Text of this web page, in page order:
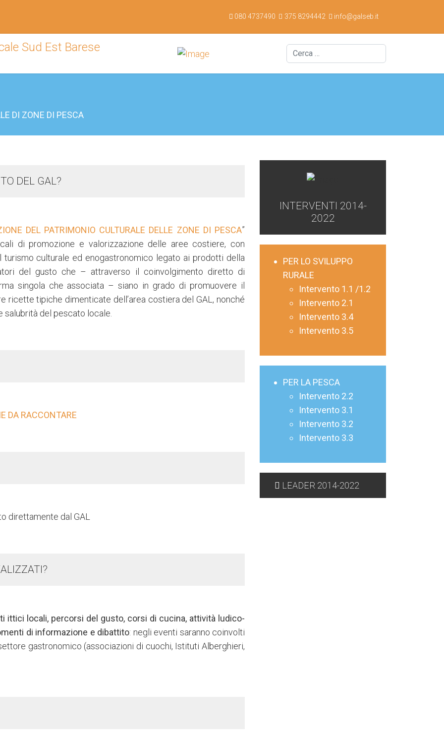
080 4737490 375 8294442 info@galseb.it
Cerca
DI ZONE DI PESCA
DEL GAL?
DEL PATRIMONIO CULTURALE DELLE ZONE DI PESCA”
di promozione e valorizzazione delle aree costiere, con
culturale ed enogastronomico legato ai prodotti della
del gusto che – attraverso il coinvolgimento diretto di
singola che associata – siano in grado di promuovere il
ricette tipiche dimenticate dell’area costiera del GAL, nonché
del pescato locale.
DA RACCONTARE
direttamente dal GAL
ittici locali, percorsi del gusto, corsi di cucina, attività ludico-
di informazione e dibattito: negli eventi saranno coinvolti
gastronomico (associazioni di cuochi, Istituti Alberghieri,
INTERVENTI 2014-
2022
PER LO SVILUPPO
RURALE
Intervento 1.1 /1.2
Intervento 2.1
Intervento 3.4
Intervento 3.5
PER LA PESCA
Intervento 2.2
Intervento 3.1
Intervento 3.2
Intervento 3.3
LEADER 2014-2022